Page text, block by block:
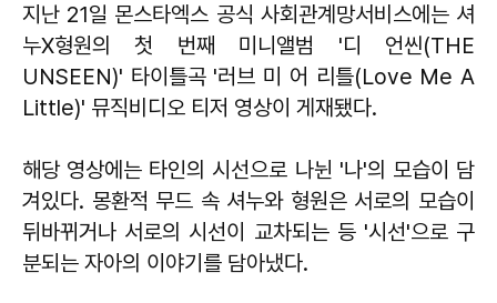
지난 21일 몬스타엑스 공식 사회관계망서비스에는 셔
누X형원의 첫 번째 미니앨범 '디 언씬(THE
UNSEEN)' 타이틀곡 '러브 미 어 리틀(Love Me A
Little)' 뮤직비디오 티저 영상이 게재됐다.
해당 영상에는 타인의 시선으로 나뉜 '나'의 모습이 담
겨있다. 몽환적 무드 속 셔누와 형원은 서로의 모습이
뒤바뀌거나 서로의 시선이 교차되는 등 '시선'으로 구
분되는 자아의 이야기를 담아냈다.